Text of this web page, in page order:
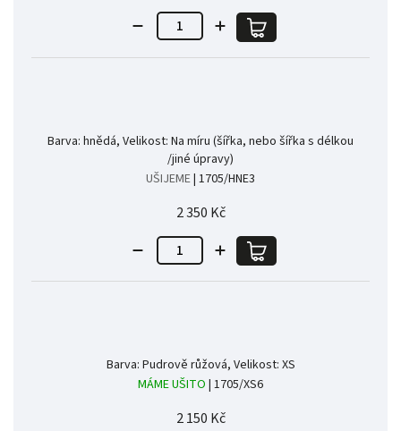
Barva: hnědá, Velikost: Na míru (šířka, nebo šířka s délkou
/jiné úpravy)
UŠIJEME| 1705/HNE3
2 350 Kč
Barva: Pudrově růžová, Velikost: XS
MÁME UŠITO | 1705/XS6
2 150 Kč